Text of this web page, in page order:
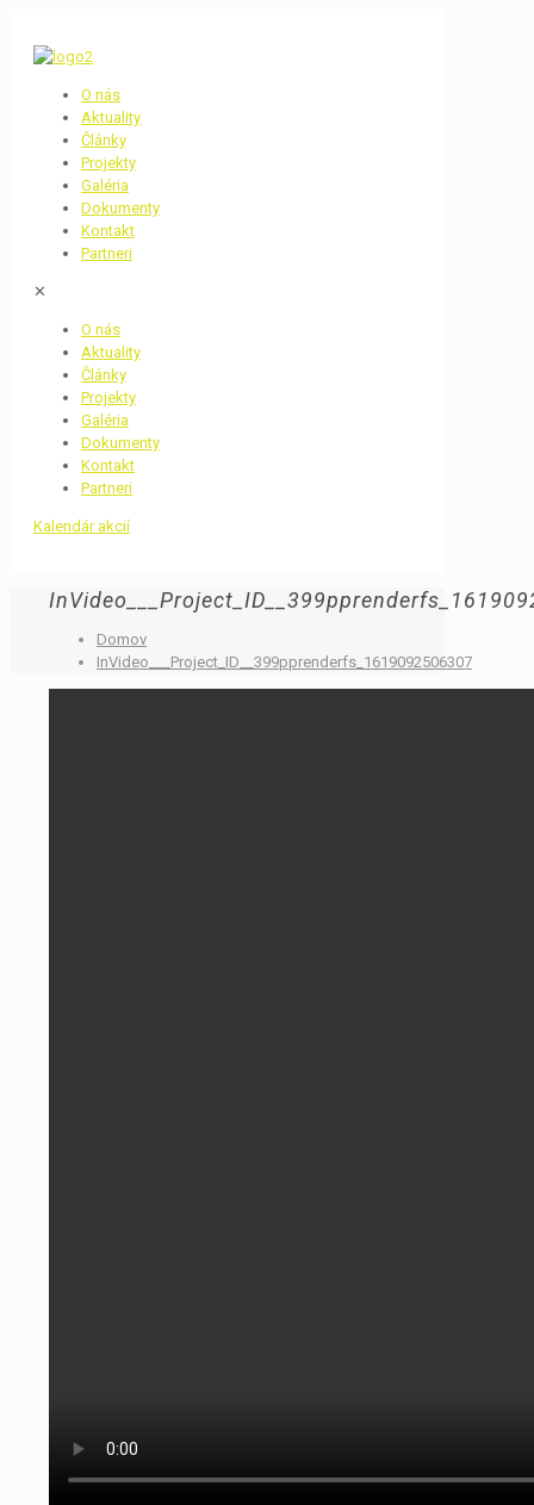
O nás
Aktuality
Články
Projekty
Galéria
Dokumenty
Kontakt
Partneri
✕
O nás
Aktuality
Články
Projekty
Galéria
Dokumenty
Kontakt
Partneri
Kalendár akcií
Domov
InVideo___Project_ID__399pprenderfs_1619092506307